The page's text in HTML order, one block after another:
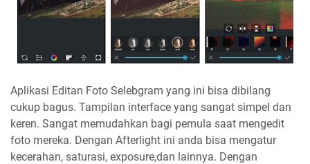
Aplikasi Editan Foto Selebgram yang ini bisa dibilang
cukup bagus. Tampilan interface yang sangat simpel dan
keren. Sangat memudahkan bagi pemula saat mengedit
foto mereka. Dengan Afterlight ini anda bisa mengatur
kecerahan, saturasi, exposure,dan lainnya. Dengan